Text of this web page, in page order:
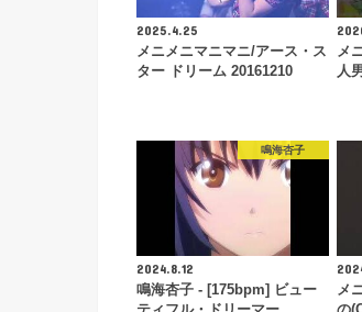
2025.4.25
メニメニマニマニ/アース・ス
ター ドリーム 20161210
メ
人
鳴海杏子
2024.8.12
鳴海杏子 - [175bpm] ビュー
メ